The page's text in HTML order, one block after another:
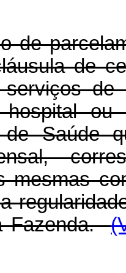
de
de
de
hospital
Saúde
mesmas
Fazenda.